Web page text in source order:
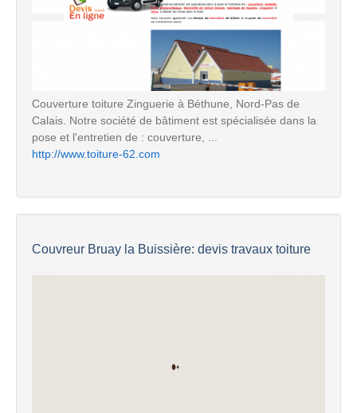
Couverture toiture Zinguerie à Béthune, Nord-Pas de
Calais. Notre société de bâtiment est spécialisée dans la
pose et l'entretien de : couverture, ...
http://www.toiture-62.com
Couvreur Bruay la Buissière: devis travaux toiture